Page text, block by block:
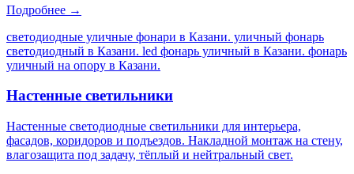
Подробнее →
светодиодные уличные фонари в Казани. уличный фонарь
светодиодный в Казани. led фонарь уличный в Казани. фонарь
уличный на опору в Казани.
Настенные светильники
Настенные светодиодные светильники для интерьера,
фасадов, коридоров и подъездов. Накладной монтаж на стену,
влагозащита под задачу, тёплый и нейтральный свет.